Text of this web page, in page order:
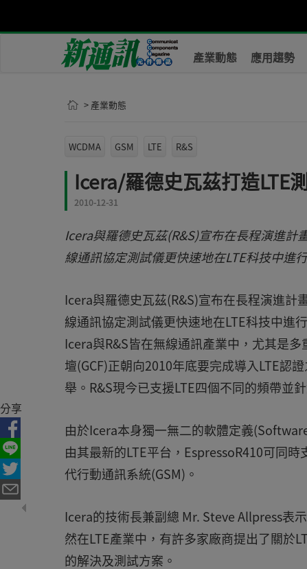
產業動態 應用趨勢
> 產業動態
WCDMA GSM LTE R&S
Icera/羅德史瓦茲打造LTE
2010-12-31
Icera與羅德史瓦茲(R&S)宣布在長程演進計
線通訊協定測試儀更快速地在LTE科技中進
Icera與羅德史瓦茲(R&S)宣布在長程演進計
線通訊協定測試儀更快速地在LTE科技中進
Icera與R&S皆在無線通訊產業中，尤其是
壇(GCF)正朝向2010年底要完成導入LTE認
舉。R&S現今已支援LTE四個不同的頻帶並
由於Icera本身獨一無二的軟體定義
由其最新的LTE平台，EspressoR410可同
代行動通訊系統(GSM)。
Icera的技術長兼副總 Mr. Steve Allpress表
然在LTE產業中，有許多家廠商提出了關於
的解決及測試方案。
分享